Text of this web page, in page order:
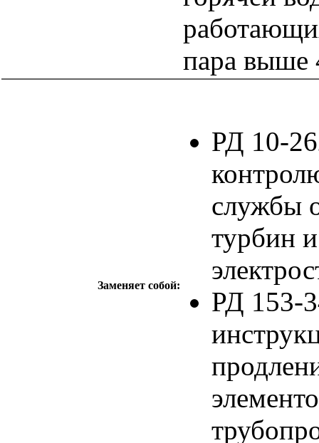
пара
Заменяет собой:
РД 10-
службы
турбин
РД 153-